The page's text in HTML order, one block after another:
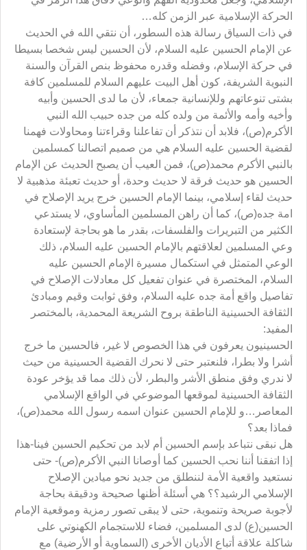
الحركة الإسلامية عبر الزمن كله…
في ذات السياق رسالة هذه السطور، أن نتقي الله في الحديث
عن الإمام الحسين عليه السلام، لأن الحسين ليس شخصا بسيطا
في حركة الإسلام، وفضله وقدره محفوظ بنص القرآن والسنة
النبوية الشريفة، كون أهل البيت عليهم السلام للمسلمين كافة
بشتى تنوعاتهم وللإنسانية جمعاء، لأن ما لدى الحسين وأبيه
وأخيه وأمه والأئمة من ولده كله من جده حبيب الله النبي
الأكرم(ص)، فلابد أن نتذكر أن تفاعلنا وقراءتنا ومحاولات فهمنا
لقضية الحسين عليه السلام هي من صميم اتصالنا كمسلمين
بالنبي الأكرم محمد(ص)، فمن العيب أن يصبح الحديث عن الإمام
الحسين هو حديث فرقة لا حديث وحدة، أو حديث تعبئة مذهبية لا
حديث لقاء إسلامي، بينما الإمام الحسين خرج يريد الإصلاح في
امة جده(ص)، كما أن راهن المسلمين المأساوي، لا يستدعي
الكثير من التبريرات والفلسفات، بقدر ما هو بحاجة لإستعادة
وعي المسلمين لعلاقتهم بالإمام الحسين عليه السلام، ذلك
الوعي المتمثل في استكمال مسيرة الإمام الحسين عليه
السلام، المختصرة في عنوان تفعيل كل معادلات الإصلاح في
تفاصيل واقع أمة جده عليه السلام، وفق ثوابت وقيم ومبادئ
الثقافة الحسينية الناطقة بروح الشريعة المحمدية، بالمختصر
المفيد:
الحسينيون يعرفون في هذا الخصوص لا غير، فالحسين ما خرج
أشرا ولا بطرا، فلنعتبر حتى لا نحرك القضية الحسينية من حيث
لا ندري وفق منطق الأشر والبطر، لأن ذلك مما قد يؤخر عودة
الثقافة الحسينية لموقعها الموضوعي في الواقع الإسلامي
المعاصر…و للإمام الحسين عنوان اسمه رسول الله محمد(ص)،
فماذا بعد؟
هل نبقى نتباعد بإسم الحسين أم لابد من تحكيم الحسين فينا-هذا
إذا اتفقنا أننا نحب الحسين كما أوصانا النبي الأكرم(ص)- حتى
نستعيد واقعية الأمة لننطلق من جديد نحو ميادين الإصلاح
الإسلامي الرشيد؟؟ هي أسئلة أظنها صحيحة ودقيقة بحاجة
لأجوبة صريحة وتنموية، حتى لا يبقى تصور رمزية وموقعية الإمام
الحسين(ع) لدى المسلمين، فضاء للاستجمام الكهنوتي على
شاكلة علاقة أتباع الأديان الأخرى (السماوية أو الأرضية) مع